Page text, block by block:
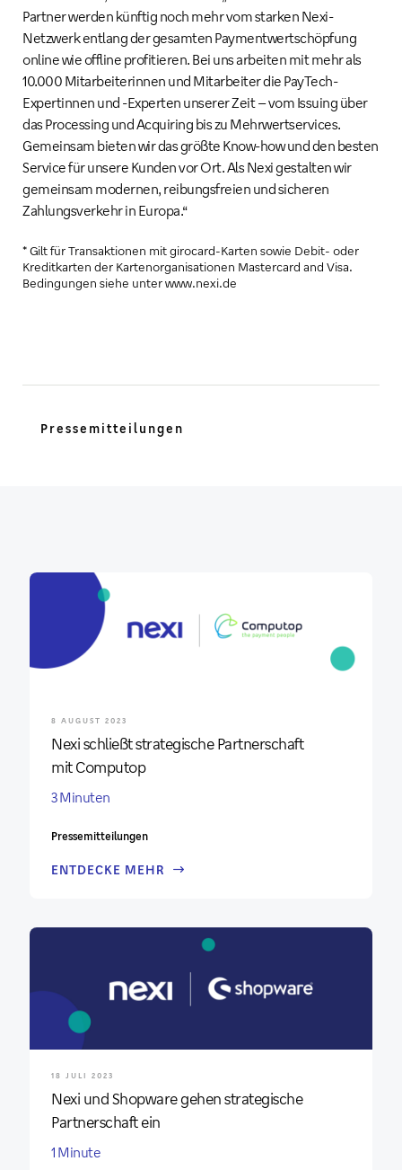
Partner werden künftig noch mehr vom starken Nexi-
Netzwerk entlang der gesamten Paymentwertschöpfung
online wie offline profitieren. Bei uns arbeiten mit mehr als
10.000 Mitarbeiterinnen und Mitarbeiter die PayTech-
Expertinnen und -Experten unserer Zeit – vom Issuing über
das Processing und Acquiring bis zu Mehrwertservices.
Gemeinsam bieten wir das größte Know-how und den besten
Service für unsere Kunden vor Ort. Als Nexi gestalten wir
gemeinsam modernen, reibungsfreien und sicheren
Zahlungsverkehr in Europa.“
* Gilt für Transaktionen mit girocard-Karten sowie Debit- oder
Kreditkarten der Kartenorganisationen Mastercard and Visa.
Bedingungen siehe unter www.nexi.de
Pressemitteilungen
8 AUGUST 2023
Nexi schließt strategische Partnerschaft
mit Computop
3 Minuten
Pressemitteilungen
ENTDECKE MEHR
18 JULI 2023
Nexi und Shopware gehen strategische
Partnerschaft ein
1 Minute